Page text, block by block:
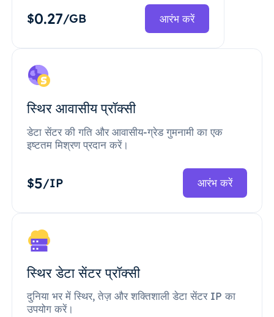
$0.27/GB आरंभ करें
स्थिर आवासीय प्रॉक्सी
डेटा सेंटर की गति और आवासीय-ग्रेड गुमनामी का एक
इष्टतम मिश्रण प्रदान करें।
$5/IP आरंभ करें
स्थिर डेटा सेंटर प्रॉक्सी
दुनिया भर में स्थिर, तेज़ और शक्तिशाली डेटा सेंटर IP का
उपयोग करें।